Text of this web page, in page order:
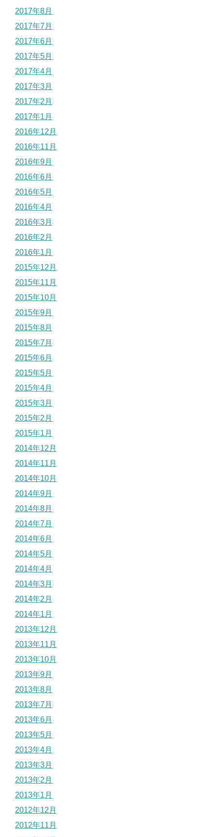
2017年8月
2017年7月
2017年6月
2017年5月
2017年4月
2017年3月
2017年2月
2017年1月
2016年12月
2016年11月
2016年9月
2016年6月
2016年5月
2016年4月
2016年3月
2016年2月
2016年1月
2015年12月
2015年11月
2015年10月
2015年9月
2015年8月
2015年7月
2015年6月
2015年5月
2015年4月
2015年3月
2015年2月
2015年1月
2014年12月
2014年11月
2014年10月
2014年9月
2014年8月
2014年7月
2014年6月
2014年5月
2014年4月
2014年3月
2014年2月
2014年1月
2013年12月
2013年11月
2013年10月
2013年9月
2013年8月
2013年7月
2013年6月
2013年5月
2013年4月
2013年3月
2013年2月
2013年1月
2012年12月
2012年11月